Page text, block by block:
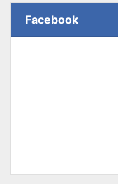
Facebook